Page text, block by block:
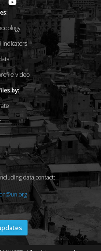
indicators
video
by:
data,contact: